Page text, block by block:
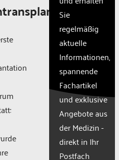
with
CMP
to add
content
to the
list of
used.
Powered
Consent
Sie
regelmäßig
aktuelle
Informationen,
spannende
Fachartikel
und exklusive
Angebote aus
der Medizin -
direkt in Ihr
Postfach